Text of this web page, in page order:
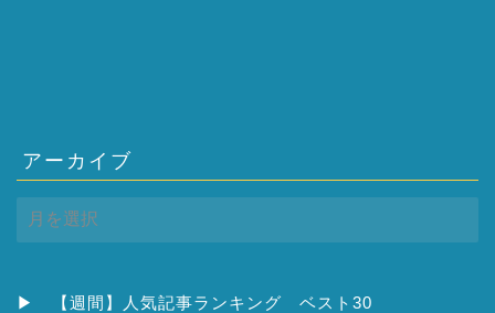
アーカイブ
ー
ブ
▶ 【週間】人気記事ランキング ベスト30